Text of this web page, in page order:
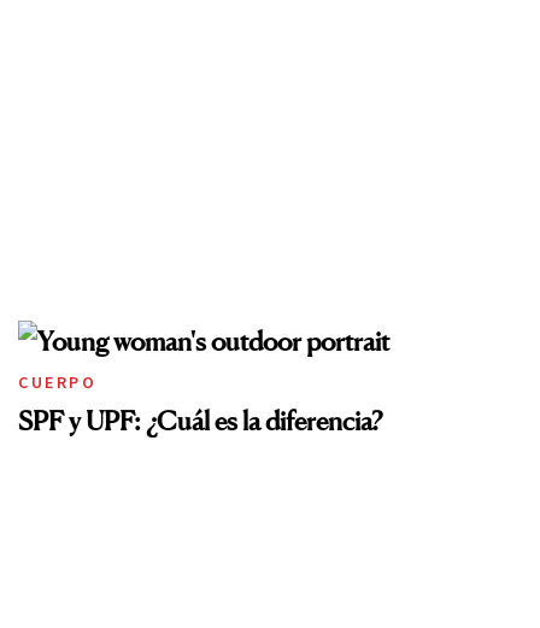
CUERPO
SPF y UPF: ¿Cuál es la diferencia?